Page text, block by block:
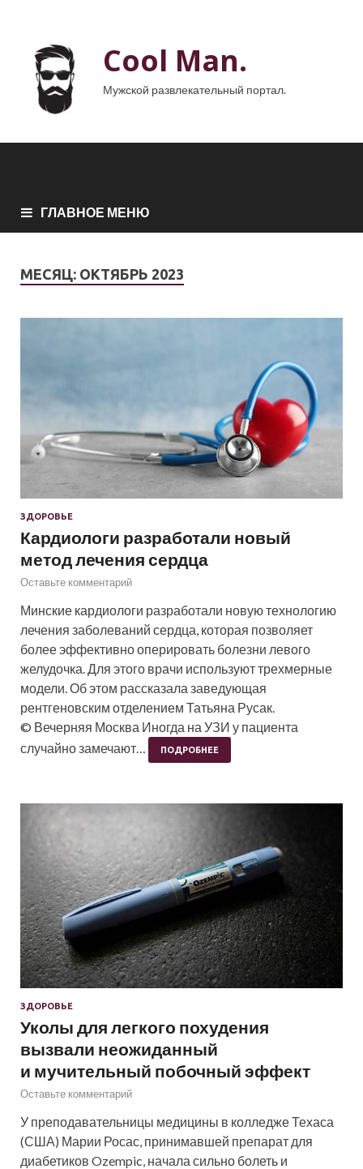
Cool Man.
Мужской развлекательный портал.
ГЛАВНОЕ МЕНЮ
МЕСЯЦ: ОКТЯБРЬ 2023
ЗДОРОВЬЕ
Кардиологи разработали новый
метод лечения сердца
Оставьте комментарий
Минские кардиологи разработали новую технологию
лечения заболеваний сердца, которая позволяет
более эффективно оперировать болезни левого
желудочка. Для этого врачи используют трехмерные
модели. Об этом рассказала заведующая
рентгеновским отделением Татьяна Русак.
© Вечерняя Москва Иногда на УЗИ у пациента
случайно замечают…
ПОДРОБНЕЕ
ЗДОРОВЬЕ
Уколы для легкого похудения
вызвали неожиданный
и мучительный побочный эффект
Оставьте комментарий
У преподавательницы медицины в колледже Техаса
(США) Марии Росас, принимавшей препарат для
диабетиков Ozempic, начала сильно болеть и